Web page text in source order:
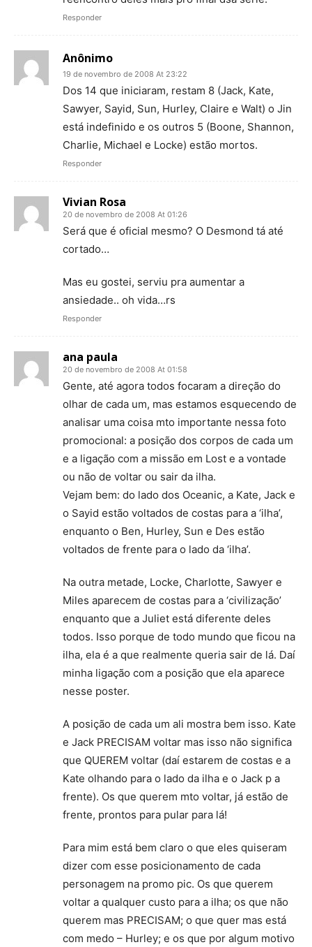
Responder
Anônimo
19 de novembro de 2008 At 23:22
Dos 14 que iniciaram, restam 8 (Jack, Kate,
Sawyer, Sayid, Sun, Hurley, Claire e Walt) o Jin
está indefinido e os outros 5 (Boone, Shannon,
Charlie, Michael e Locke) estão mortos.
Responder
Vivian Rosa
20 de novembro de 2008 At 01:26
Será que é oficial mesmo? O Desmond tá até
cortado…
Mas eu gostei, serviu pra aumentar a
ansiedade.. oh vida…rs
Responder
ana paula
20 de novembro de 2008 At 01:58
Gente, até agora todos focaram a direção do
olhar de cada um, mas estamos esquecendo de
analisar uma coisa mto importante nessa foto
promocional: a posição dos corpos de cada um
e a ligação com a missão em Lost e a vontade
ou não de voltar ou sair da ilha.
Vejam bem: do lado dos Oceanic, a Kate, Jack e
o Sayid estão voltados de costas para a ‘ilha’,
enquanto o Ben, Hurley, Sun e Des estão
voltados de frente para o lado da ‘ilha’.
Na outra metade, Locke, Charlotte, Sawyer e
Miles aparecem de costas para a ‘civilização’
enquanto que a Juliet está diferente deles
todos. Isso porque de todo mundo que ficou na
ilha, ela é a que realmente queria sair de lá. Daí
minha ligação com a posição que ela aparece
nesse poster.
A posição de cada um ali mostra bem isso. Kate
e Jack PRECISAM voltar mas isso não significa
que QUEREM voltar (daí estarem de costas e a
Kate olhando para o lado da ilha e o Jack p a
frente). Os que querem mto voltar, já estão de
frente, prontos para pular para lá!
Para mim está bem claro o que eles quiseram
dizer com esse posicionamento de cada
personagem na promo pic. Os que querem
voltar a qualquer custo para a ilha; os que não
querem mas PRECISAM; o que quer mas está
com medo – Hurley; e os que por algum motivo